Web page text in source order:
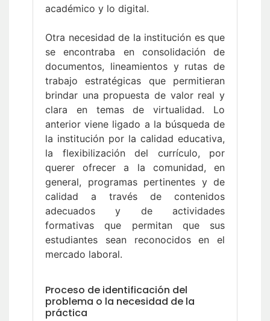
académico y lo digital.
Otra necesidad de la institución es que
se encontraba en consolidación de
documentos, lineamientos y rutas de
trabajo estratégicas que permitieran
brindar una propuesta de valor real y
clara en temas de virtualidad. Lo
anterior viene ligado a la búsqueda de
la institución por la calidad educativa,
la flexibilización del currículo, por
querer ofrecer a la comunidad, en
general, programas pertinentes y de
calidad a través de contenidos
adecuados y de actividades
formativas que permitan que sus
estudiantes sean reconocidos en el
mercado laboral.
Proceso de identificación del
problema o la necesidad de la
práctica